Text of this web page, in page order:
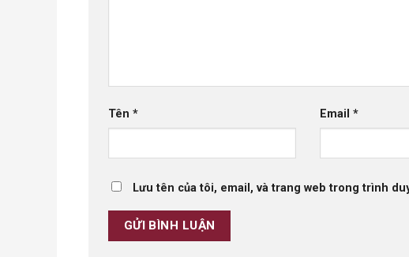
Tên * Email*
Lưu tên của tôi, email, và trang web trong trình